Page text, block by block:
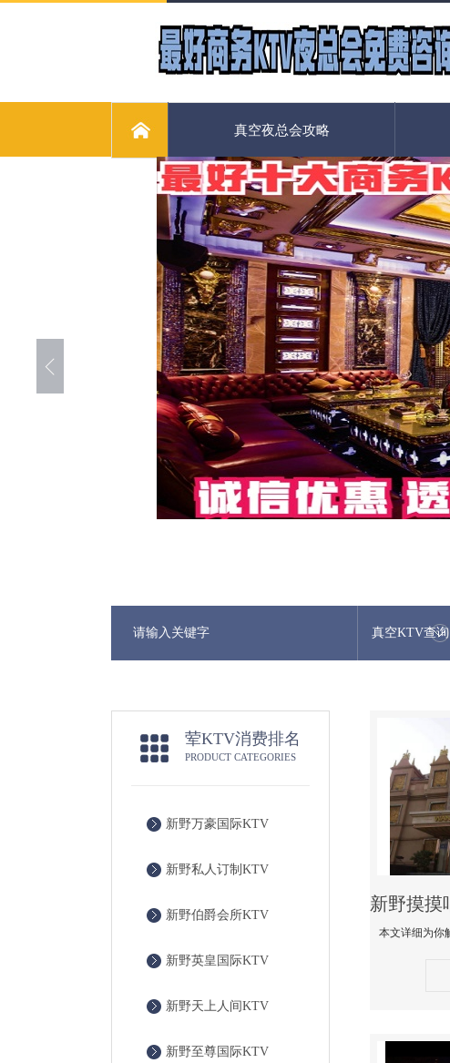
真空夜总会攻略
真空KTV查询
荤KTV消费排名
PRODUCT CATEGORIES
新野万豪国际KTV
新野私人订制KTV
新野伯爵会所KTV
新野英皇国际KTV
新野天上人间KTV
新野至尊国际KTV